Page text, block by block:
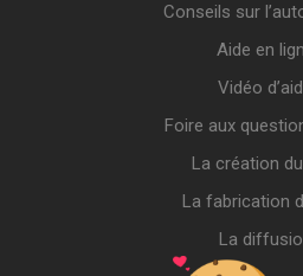
Conseils sur
Aide en
Vidéo
Foire aux
La création
La fabrication
La